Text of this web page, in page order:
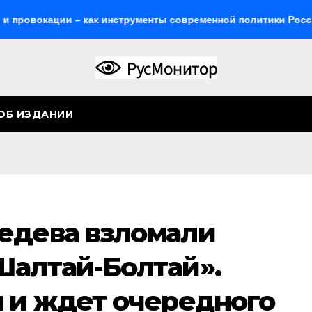
– как инструменты современной политики России
ИЗДАНИИ
взломали
Болтай».
и ждет очередного